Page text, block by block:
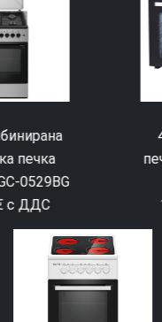
4916 Готварска
печка ELITE EMO-48
149.00 € с ДДС